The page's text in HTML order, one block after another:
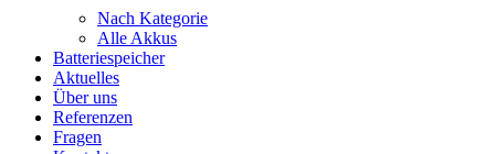
Nach Kategorie
Alle Akkus
Batteriespeicher
Aktuelles
Über uns
Referenzen
Fragen